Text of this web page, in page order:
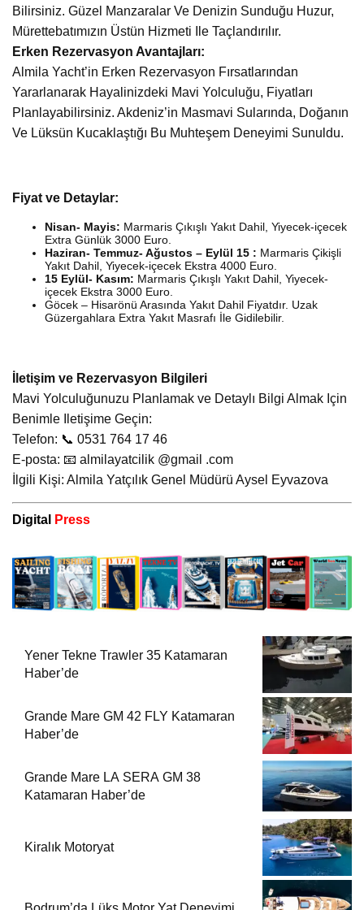
Bilirsiniz. Güzel Manzaralar Ve Denizin Sunduğu Huzur,
Mürettebatımızın Üstün Hizmeti Ile Taçlandırılır.
Erken Rezervasyon Avantajları:
Almila Yacht’in Erken Rezervasyon Fırsatlarından
Yararlanarak Hayalinizdeki Mavi Yolculuğu, Fiyatları
Planlayabilirsiniz. Akdeniz’in Masmavi Sularında, Doğanın
Ve Lüksün Kucaklaştığı Bu Muhteşem Deneyimi Sunuldu.
Fiyat ve Detaylar:
Nisan- Mayis: Marmaris Çıkışlı Yakıt Dahil, Yiyecek-içecek
Extra Günlük 3000 Euro.
Haziran- Temmuz- Ağustos – Eylül 15 : Marmaris Çikişli
Yakıt Dahil, Yiyecek-içecek Ekstra 4000 Euro.
15 Eylül- Kasım: Marmaris Çıkışlı Yakıt Dahil, Yiyecek-
içecek Ekstra 3000 Euro.
Göcek – Hisarönü Arasında Yakıt Dahil Fiyatdır. Uzak
Güzergahlara Extra Yakıt Masrafı İle Gidilebilir.
İletişim ve Rezervasyon Bilgileri
Mavi Yolculuğunuzu Planlamak ve Detaylı Bilgi Almak Için
Benimle Iletişime Geçin:
Telefon: 📞 0531 764 17 46
E-posta: 📧 almilayatcilik @gmail .com
İlgili Kişi: Almila Yatçılık Genel Müdürü Aysel Eyvazova
Digital Press
Yener Tekne Trawler 35 Katamaran
Haber’de
Grande Mare GM 42 FLY Katamaran
Haber’de
Grande Mare LA SERA GM 38
Katamaran Haber’de
Kiralık Motoryat